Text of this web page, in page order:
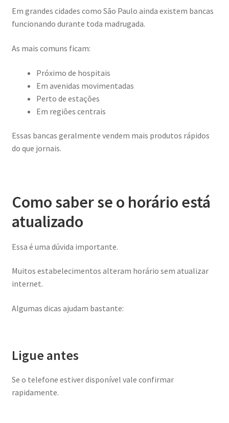
Em grandes cidades como São Paulo ainda existem bancas
funcionando durante toda madrugada.
As mais comuns ficam:
Próximo de hospitais
Em avenidas movimentadas
Perto de estações
Em regiões centrais
Essas bancas geralmente vendem mais produtos rápidos
do que jornais.
Como saber se o horário está
atualizado
Essa é uma dúvida importante.
Muitos estabelecimentos alteram horário sem atualizar
internet.
Algumas dicas ajudam bastante:
Ligue antes
Se o telefone estiver disponível vale confirmar
rapidamente.